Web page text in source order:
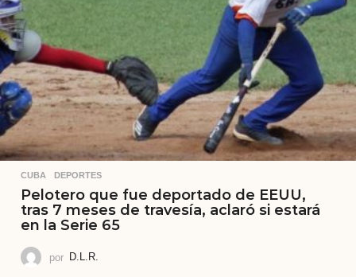
CUBA ,DEPORTES
Pelotero que fue deportado de EEUU,
tras 7 meses de travesía, aclaró si estará
en la Serie 65
por D.L.R.